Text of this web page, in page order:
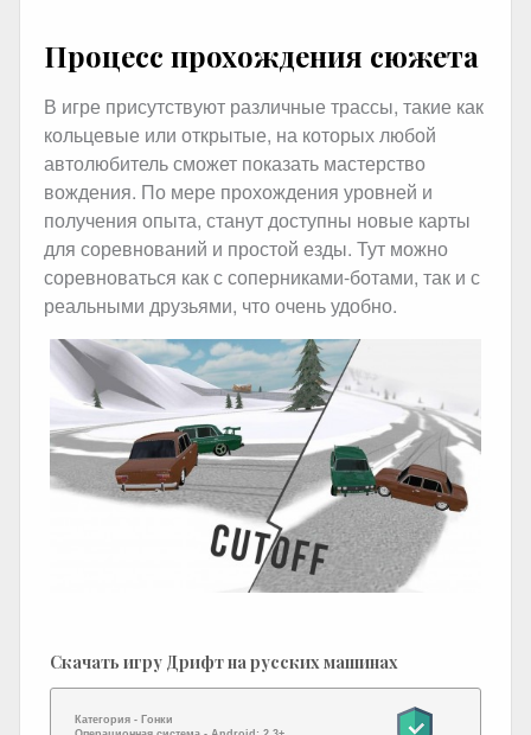
Процесс прохождения сюжета
В игре присутствуют различные трассы, такие как
кольцевые или открытые, на которых любой
автолюбитель сможет показать мастерство
вождения. По мере прохождения уровней и
получения опыта, станут доступны новые карты
для соревнований и простой езды. Тут можно
соревноваться как с соперниками-ботами, так и с
реальными друзьями, что очень удобно.
Скачать игру Дрифт на русских машинах
Категория - Гонки